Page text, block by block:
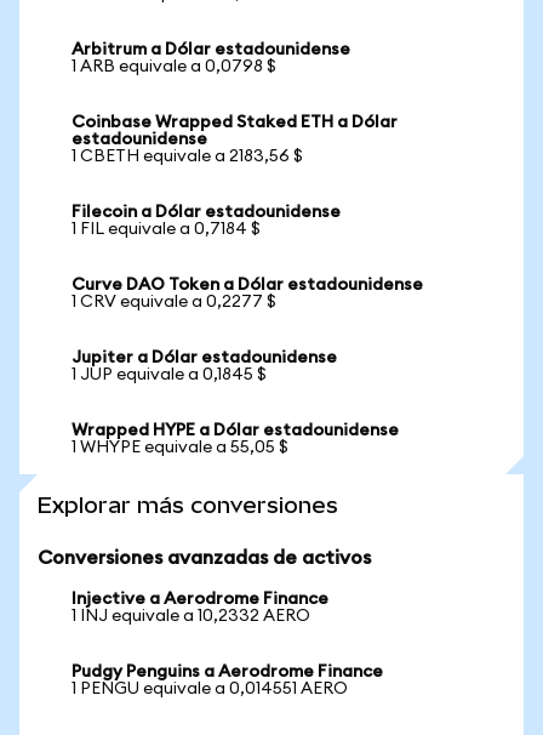
Arbitrum a Dólar estadounidense
1 ARB equivale a 0,0798 $
Coinbase Wrapped Staked ETH a Dólar
estadounidense
1 CBETH equivale a 2183,56 $
Filecoin a Dólar estadounidense
1 FIL equivale a 0,7184 $
Curve DAO Token a Dólar estadounidense
1 CRV equivale a 0,2277 $
Jupiter a Dólar estadounidense
1 JUP equivale a 0,1845 $
Wrapped HYPE a Dólar estadounidense
1 WHYPE equivale a 55,05 $
Explorar más conversiones
Conversiones avanzadas de activos
Injective a Aerodrome Finance
1 INJ equivale a 10,2332 AERO
Pudgy Penguins a Aerodrome Finance
1 PENGU equivale a 0,014551 AERO